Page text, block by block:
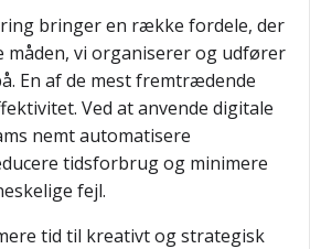
bringer en række fordele, der
måden, vi organiserer og udfører
En af de mest fremtrædende
Ved at anvende digitale
nemt automatisere
tidsforbrug og minimere
fejl.
tid til kreativt og strategisk